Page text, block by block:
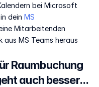
bei Microsoft
dein MS
Mitarbeitenden
aus MS Teams heraus
Raumbuchung
auch besser...